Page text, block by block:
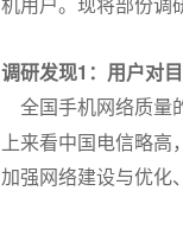
机用户。现将部份调
调研发现1 ：用户对
全国手机网络质量
上来看中国电信略
加强网络建设与优化